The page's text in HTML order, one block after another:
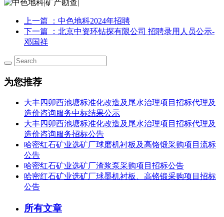
上一篇
：中色地科2024年招聘
下一篇
：北京中资环钻探有限公司 招聘录用人员公示-
邓国祥
为您推荐
大丰四卯酉池塘标准化改造及尾水治理项目招标代理及
造价咨询服务中标结果公示
大丰四卯酉池塘标准化改造及尾水治理项目招标代理及
造价咨询服务招标公告
哈密红石矿业选矿厂球磨机衬板及高铬锻采购项目流标
公告
哈密红石矿业选矿厂渣浆泵采购项目招标公告
哈密红石矿业选矿厂球墨机衬板、高铬锻采购项目招标
公告
所有文章